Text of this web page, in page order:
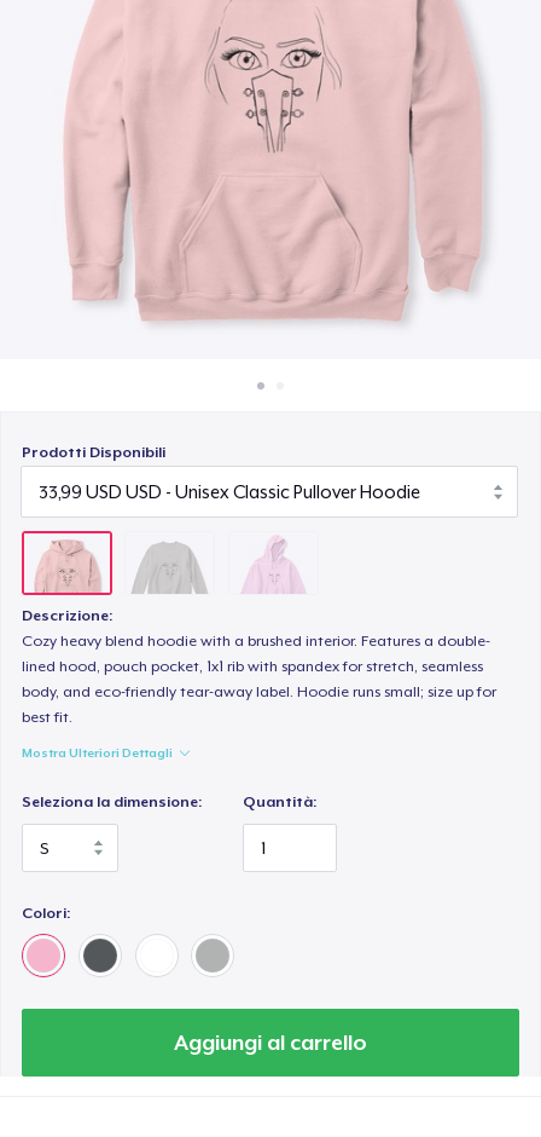
Vendi ovunque
Vendi qualsiasi cosa
Prodotti Disponibili
Descrizione:
Cozy heavy blend hoodie with a brushed interior. Features a double-
lined hood, pouch pocket, 1x1 rib with spandex for stretch, seamless
body, and eco-friendly tear-away label. Hoodie runs small; size up for
best fit.
Mostra Ulteriori Dettagli
Seleziona la dimensione: Quantità:
Colori:
Aggiungi al carrello